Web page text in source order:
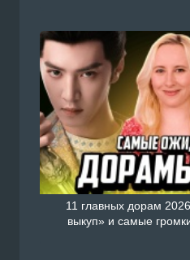
11 главных дорам
выкуп» и самые